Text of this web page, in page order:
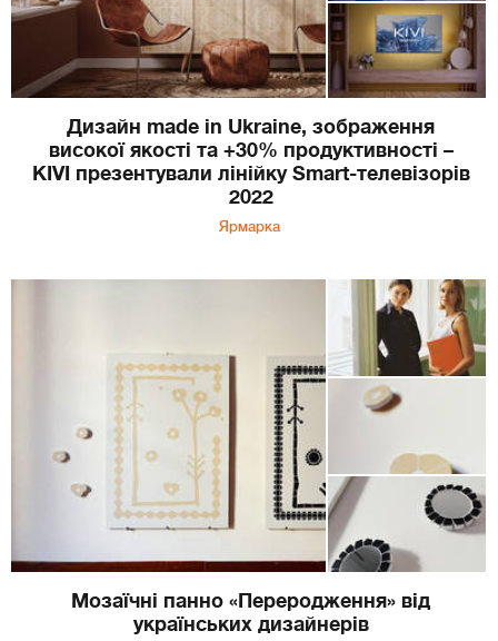
Дизайн made in Ukraine, зображення
високої якості та +30% продуктивності –
KIVI презентували лінійку Smart-телевізорів
2022
Ярмарка
Мозаїчні панно «Переродження» від
українських дизайнерів